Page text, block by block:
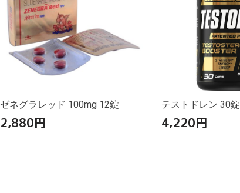
ゼネグラレッド 100mg 12錠
2,880円
テストドレン 30錠
4,220円